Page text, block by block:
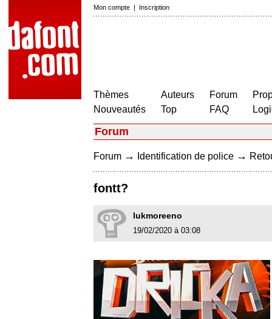
Mon compte | Inscription
Thèmes
Nouveautés
Auteurs
Top
Forum
FAQ
Forum
Forum → Identification de police →
fontt?
lukmoreeno
19/02/2020 à 03:08